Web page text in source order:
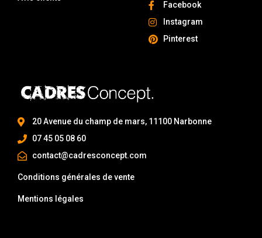
20 Avenue du champ de mars, 11100 Narbonne
07 45 05 08 60
contact@cadresconcept.com
Conditions générales de vente
Mentions légales
Facebook
Instagram
Pinterest